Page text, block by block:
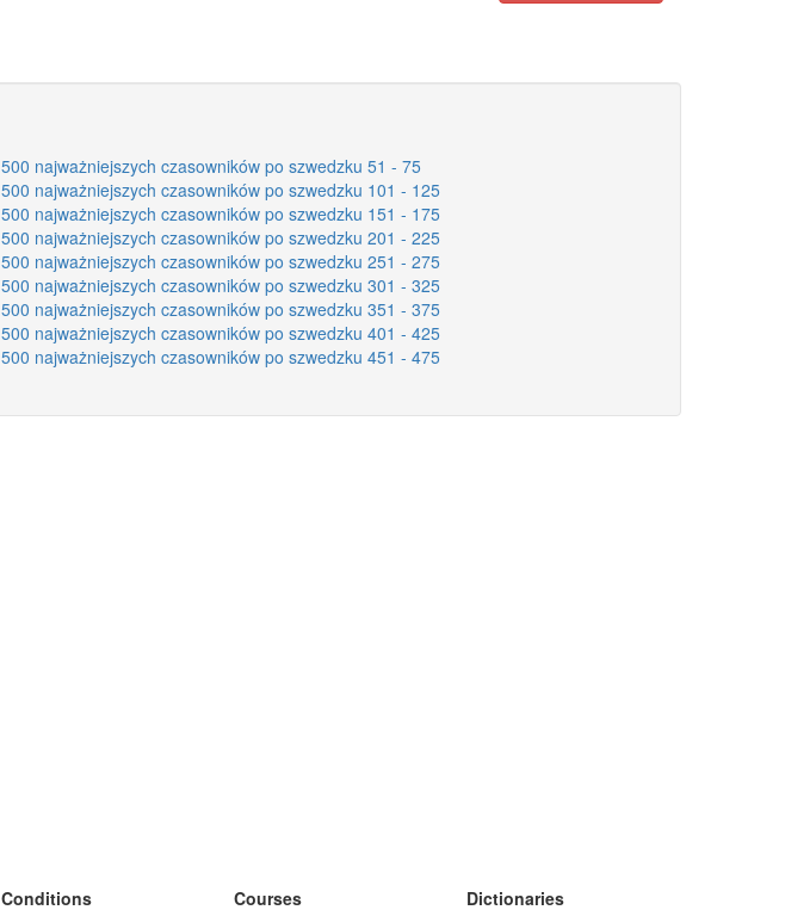
500 najważniejszych czasowników po szwedzku 51 - 75
500 najważniejszych czasowników po szwedzku 101 - 125
500 najważniejszych czasowników po szwedzku 151 - 175
500 najważniejszych czasowników po szwedzku 201 - 225
500 najważniejszych czasowników po szwedzku 251 - 275
500 najważniejszych czasowników po szwedzku 301 - 325
500 najważniejszych czasowników po szwedzku 351 - 375
500 najważniejszych czasowników po szwedzku 401 - 425
500 najważniejszych czasowników po szwedzku 451 - 475
Conditions Courses Dictionaries